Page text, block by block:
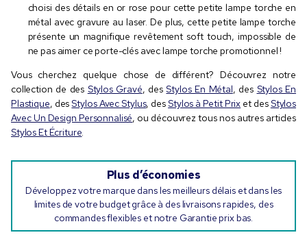
choisi des détails en or rose pour cette petite lampe torche en
métal avec gravure au laser. De plus, cette petite lampe torche
présente un magnifique revêtement soft touch, impossible de
ne pas aimer ce porte-clés avec lampe torche promotionnel !
Vous cherchez quelque chose de différent? Découvrez notre
collection de des Stylos Gravé, desStylos En Métal, des Stylos En
Plastique, desStylos Avec Stylus, desStylos à Petit Prix et desStylos
Avec Un Design Personnalisé, ou découvrez tous nos autres articles
Stylos Et Écriture.
Plus d’économies
Développez votre marque dans les meilleurs délais et dans les
limites de votre budget grâce à des livraisons rapides, des
commandes flexibles et notre Garantie prix bas.